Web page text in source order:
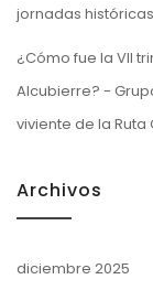
jornadas
¿Cómo fue la VII
Alcubierre? -
viviente de la
Archivos
diciembre 2025